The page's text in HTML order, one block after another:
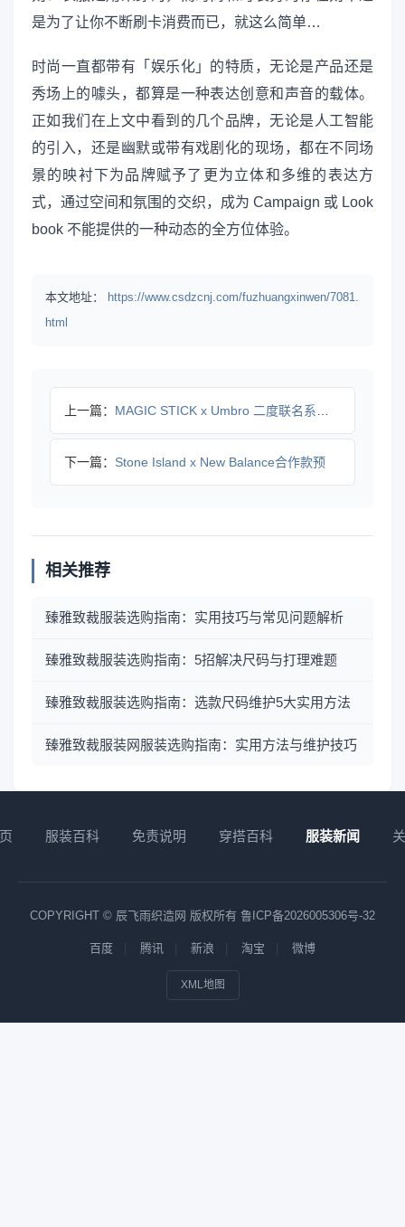
是为了让你不断刷卡消费而已，就这么简单…
时尚一直都带有「娱乐化」的特质，无论是产品还是
秀场上的噱头，都算是一种表达创意和声音的载体。
正如我们在上文中看到的几个品牌，无论是人工智能
的引入，还是幽默或带有戏剧化的现场，都在不同场
景的映衬下为品牌赋予了更为立体和多维的表达方
式，通过空间和氛围的交织，成为 Campaign 或 Look
book 不能提供的一种动态的全方位体验。
本文地址：
https://www.csdzcnj.com/fuzhuangxinwen/7081.
html
上一篇： MAGIC STICK x Umbro 二度联名系列上线，街
下一篇： Stone Island x New Balance合作款预
相关推荐
臻雅致裁服装选购指南：实用技巧与常见问题解析
臻雅致裁服装选购指南：5招解决尺码与打理难题
臻雅致裁服装选购指南：选款尺码维护5大实用方法
臻雅致裁服装网服装选购指南：实用方法与维护技巧
服装百科 免责说明 穿搭百科 服装新闻
COPYRIGHT © 辰飞雨织造网 版权所有 鲁ICP备2026005306号-32
百度 腾讯 新浪 淘宝 微博
XML地图